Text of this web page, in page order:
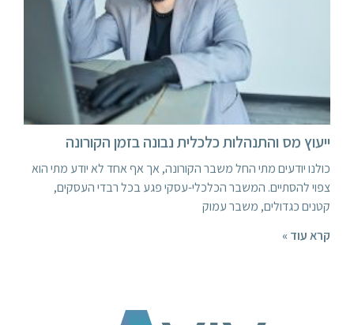
ייעוץ מס והתנהלות כלכלית נבונה בזמן הקורונה
כולנו יודעים מתי החל משבר הקורונה, אך אף אחד לא יודע מתי הוא
צפוי להסתיים. המשבר הכלכלי-עסקי פגע בכל רבדי העסקים,
קטנים כגדולים, משבר עמוק
קרא עוד »